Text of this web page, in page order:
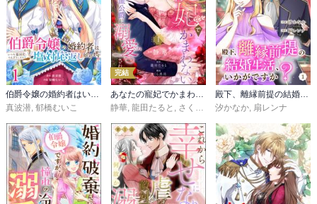
真波潜 郁橋むいこ
完結
静華 龍田たると さくら真呂
汐かなか 扇レンナ